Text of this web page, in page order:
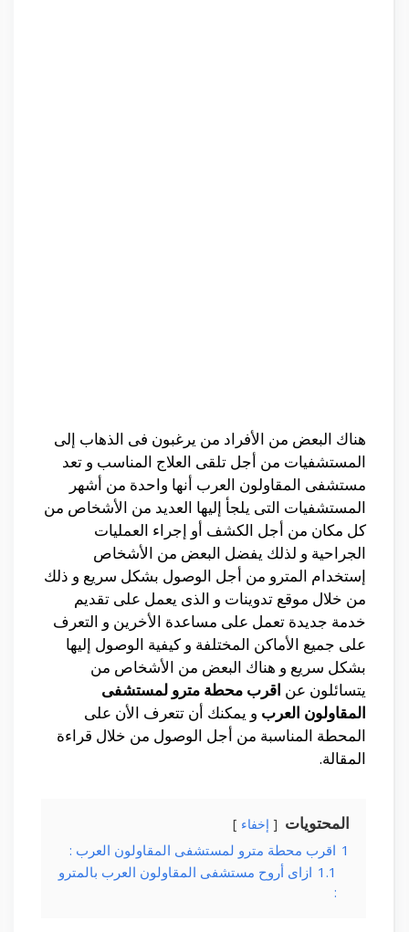
هناك البعض من الأفراد من يرغبون فى الذهاب إلى
المستشفيات من أجل تلقى العلاج المناسب و تعد
مستشفى المقاولون العرب أنها واحدة من أشهر
المستشفيات التى يلجأ إليها العديد من الأشخاص من
كل مكان من أجل الكشف أو إجراء العمليات
الجراحية و لذلك يفضل البعض من الأشخاص
إستخدام المترو من أجل الوصول بشكل سريع و ذلك
من خلال موقع تدوينات و الذى يعمل على تقديم
خدمة جديدة تعمل على مساعدة الأخرين و التعرف
على جميع الأماكن المختلفة و كيفية الوصول إليها
بشكل سريع و هناك البعض من الأشخاص من
يتسائلون عن اقرب محطة مترو لمستشفى
المقاولون العرب و يمكنك أن تتعرف الأن على
المحطة المناسبة من أجل الوصول من خلال قراءة
المقالة.
المحتويات إخفاء
1 اقرب محطة مترو لمستشفى المقاولون العرب :
1.1 ازاى أروح مستشفى المقاولون العرب بالمترو
: